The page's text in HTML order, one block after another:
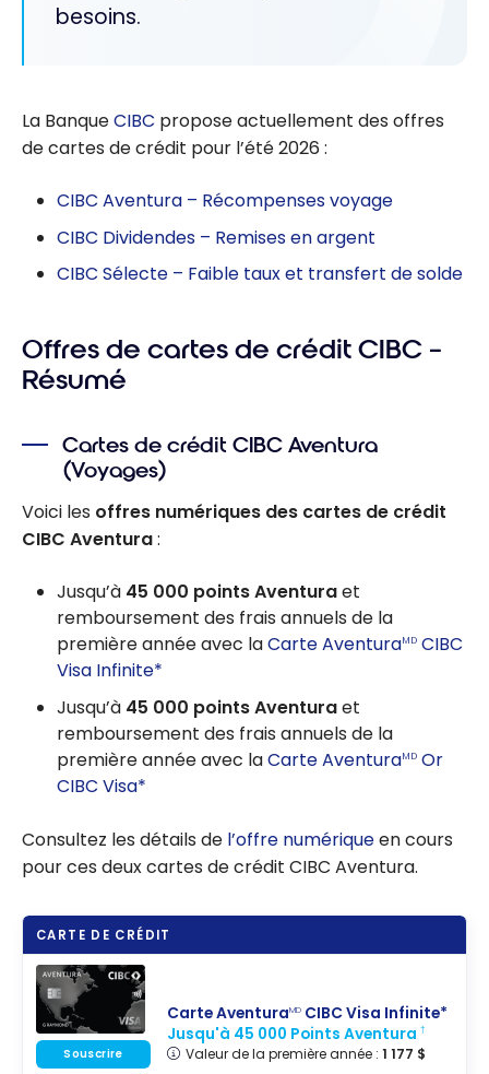
besoins.
La BanqueCIBC propose actuellement des offres
de cartes de crédit pour l’été 2026 :
CIBC Aventura – Récompenses voyage
CIBC Dividendes – Remises en argent
CIBC Sélecte – Faible taux et transfert de solde
Offres de cartes de crédit CIBC –
Résumé
Cartes de crédit CIBC Aventura
(Voyages)
Voici les offres numériques des cartes de crédit
CIBC Aventura:
Jusqu’à 45 000 points Aventuraet
remboursement des frais annuels de la
première année avec laCarte AventuraMD CIBC
Visa Infinite*
Jusqu’à 45 000 points Aventuraet
remboursement des frais annuels de la
première année avec laCarte AventuraMD Or
CIBC Visa*
Consultez les détails de l’offre numériqueen cours
pour ces deux cartes de crédit CIBC Aventura.
CARTE DE CRÉDIT
Carte AventuraMD CIBC Visa Infinite*
Jusqu'à 45 000 Points Aventura†
Valeur de la première année : 1 177 $
Souscrire